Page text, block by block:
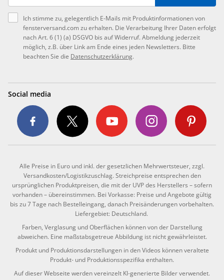
Ich stimme zu, gelegentlich E-Mails mit Produktinformationen von
fensterversand.com zu erhalten. Die Verarbeitung Ihrer Daten erfolgt
nach Art. 6 (1) (a) DSGVO bis auf Widerruf. Abmeldung jederzeit
möglich, z.B. über Link am Ende eines jeden Newsletters. Bitte
beachten Sie die Datenschutzerklärung.
Social media
Alle Preise in Euro und inkl. der gesetzlichen Mehrwertsteuer, zzgl.
Versandkosten/Logistikzuschlag. Streichpreise entsprechen den
ursprünglichen Produktpreisen, die mit der UVP des Herstellers – sofern
vorhanden – übereinstimmen. Bei Vorkasse: Preise und Angebote gültig
bis zu 7 Tage nach Bestelleingang, danach Preisänderungen vorbehalten.
Liefergebiet: Deutschland.
Farben, Verglasung und Oberflächen können von der Darstellung
abweichen. Eine maßstabsgetreue Abbildung ist nicht gewährleistet.
Produkt und Produktionsdarstellungen in den Videos können veraltete
Produkt- und Produktionsspezifika enthalten.
Auf dieser Webseite werden vereinzelt KI-generierte Bilder verwendet.